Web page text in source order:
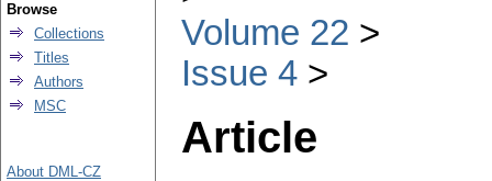
Volume 22
Issue 4
Article
Browse
Collections
Titles
Authors
MSC
About DML-CZ